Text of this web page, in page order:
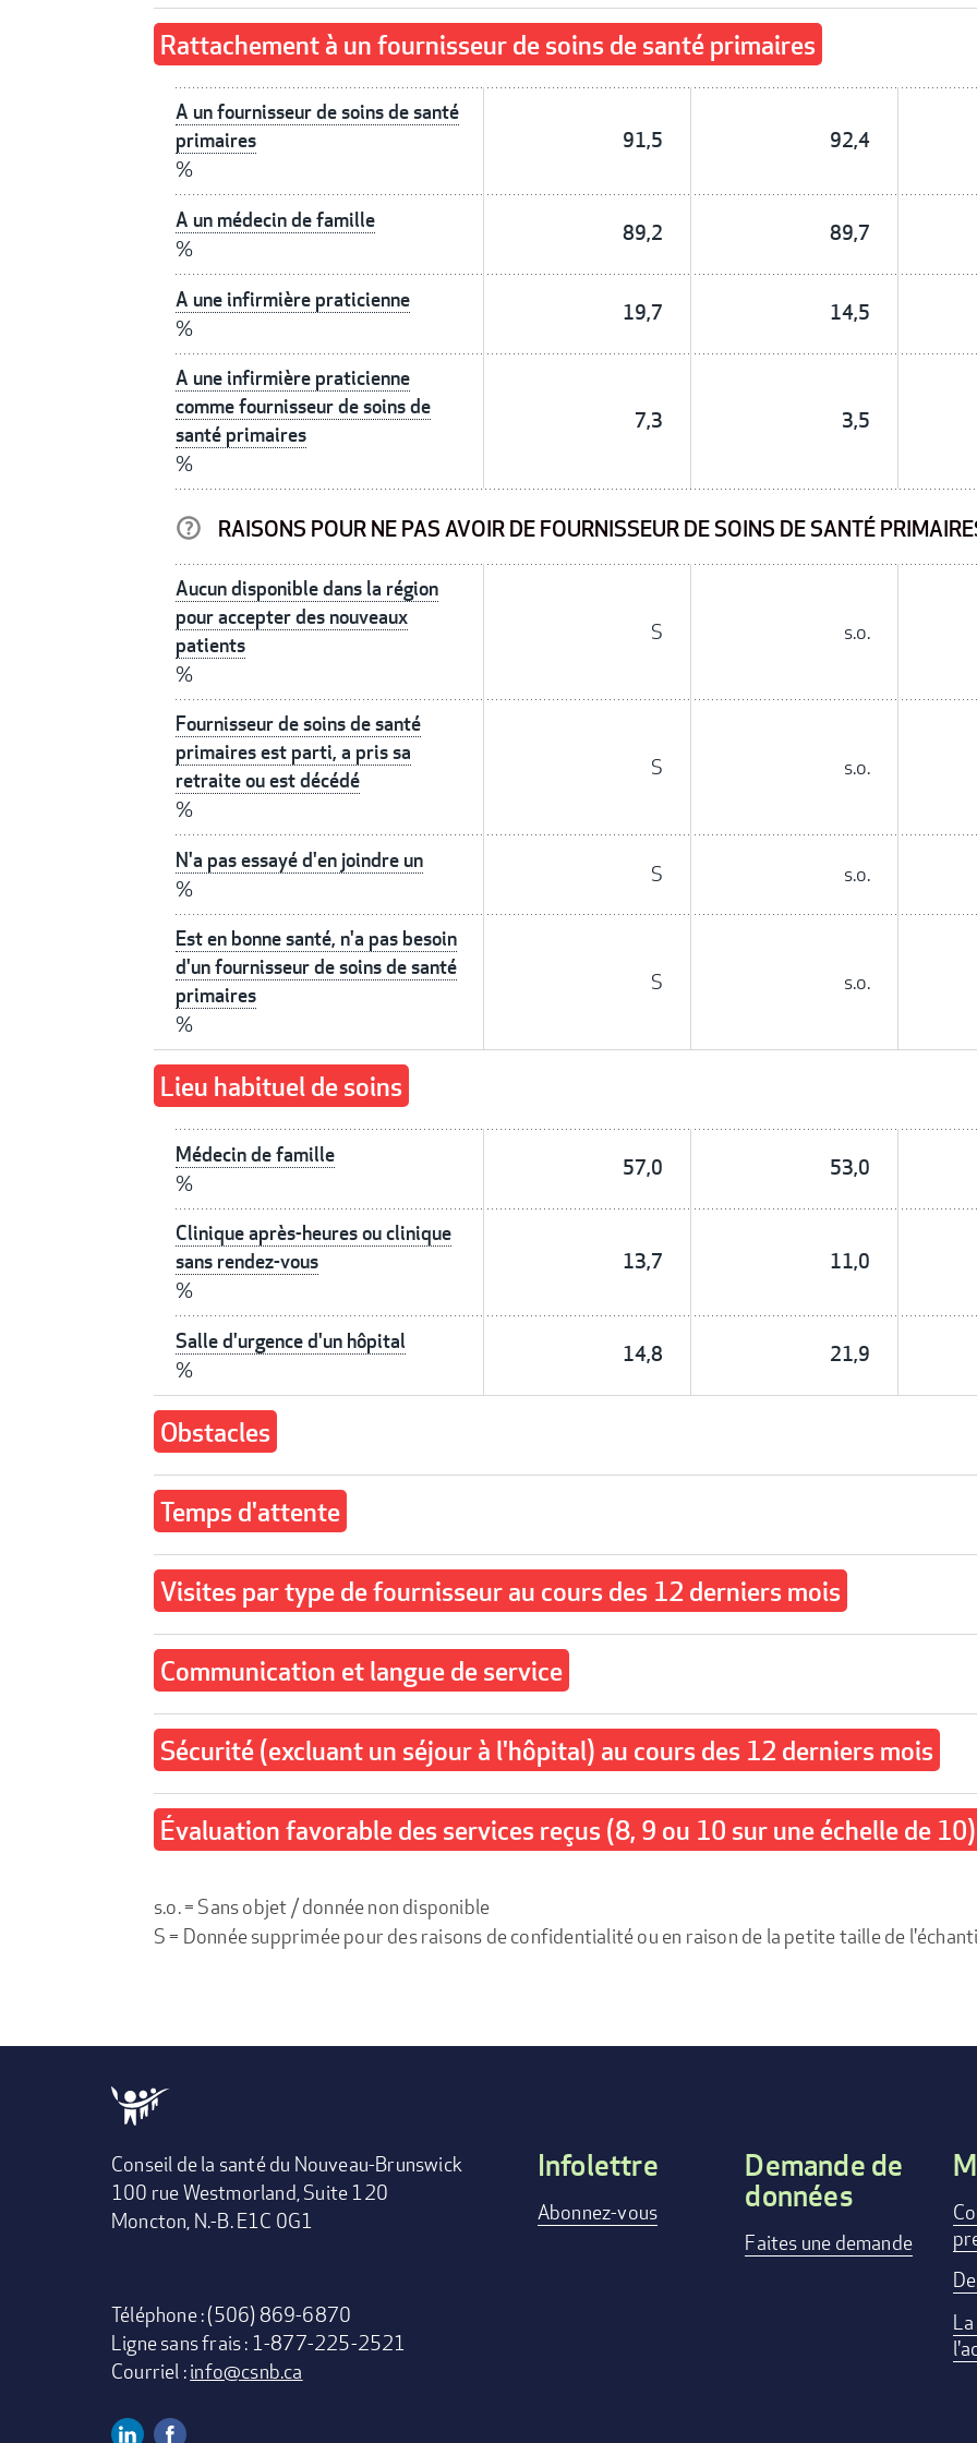
Rattachement à un fournisseur de soins de santé primaires
A un fournisseur de soins de santé
primaires
%
91,5 92,4
A un médecin de famille
%
89,2 89,7
A une infirmière praticienne
%
19,7 14,5
A une infirmière praticienne
comme fournisseur de soins de
santé primaires
%
7,3 3,5
RAISONS POUR NE PAS AVOIR DE FOURNISSEUR DE SOINS DE SANTÉ
Aucun disponible dans la région
pour accepter des nouveaux
patients
%
S s.o.
Fournisseur de soins de santé
primaires est parti, a pris sa
retraite ou est décédé
%
S s.o.
N'a pas essayé d'en joindre un
%
S s.o.
Est en bonne santé, n'a pas besoin
d'un fournisseur de soins de santé
primaires
%
S s.o.
Lieu habituel de soins
Médecin de famille
%
57,0 53,0
Clinique après-heures ou clinique
sans rendez-vous
%
13,7 11,0
Salle d'urgence d'un hôpital
%
14,8 21,9
Obstacles
Temps d'attente
Visites par type de fournisseur au cours des 12 derniers mois
Communication et langue de service
Sécurité (excluant un séjour à l'hôpital) au cours des 12 derniers mois
Évaluation favorable des services reçus (8, 9 ou 10 sur une échelle de 10)
s.o. = Sans objet / donnée non disponible
S = Donnée supprimée pour des raisons de confidentialité ou en raison de la petite taille de
Conseil de la santé du Nouveau-Brunswick
100 rue Westmorland, Suite 120
Moncton, N.-B. E1C 0G1
Téléphone : (506) 869-6870
Ligne sans frais : 1-877-225-2521
Courriel :info@csnb.ca
Footer
Infolettre
Abonnez-vous
Demande de
données
Faites une demande
Linkedin